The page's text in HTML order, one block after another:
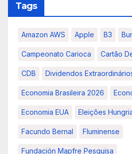
Tags
Amazon AWS Apple B3
Campeonato Carioca Cartão
CDB Dividendos
Economia Brasileira 2026
Economia EUA Eleições
Facundo Bernal Fluminense
Fundación Mapfre Pesquisa